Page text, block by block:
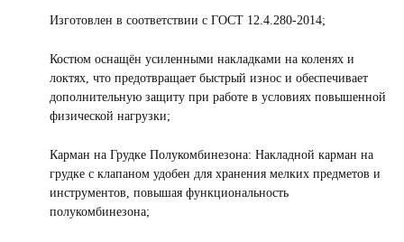
Изготовлен в соответствии с ГОСТ 12.4.280-2014;
Костюм оснащён усиленными накладками на коленях и
локтях, что предотвращает быстрый износ и обеспечивает
дополнительную защиту при работе в условиях повышенной
физической нагрузки;
Карман на Грудке Полукомбинезона: Накладной карман на
грудке с клапаном удобен для хранения мелких предметов и
инструментов, повышая функциональность
полукомбинезона;